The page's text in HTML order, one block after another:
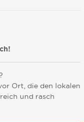
Ort, die den lokalen
und rasch